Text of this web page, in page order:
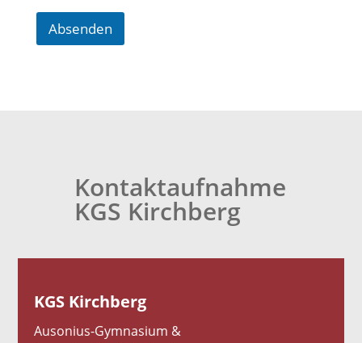
Absenden
Kontaktaufnahme
KGS Kirchberg
KGS Kirchberg
Ausonius-Gymnasium &